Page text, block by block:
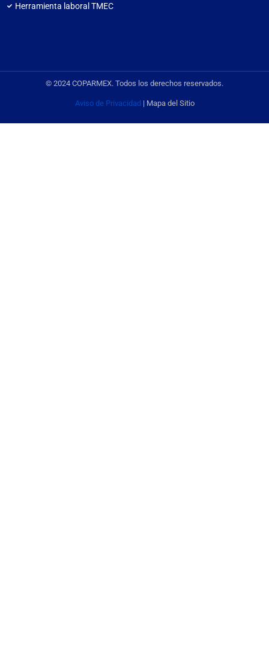
Herramienta laboral TMEC
© 2024 COPARMEX. Todos los derechos reservados.
Aviso de Privacidad| Mapa del Sitio